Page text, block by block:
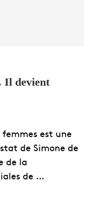
Il devient
est une
de Simone de
de la
de …